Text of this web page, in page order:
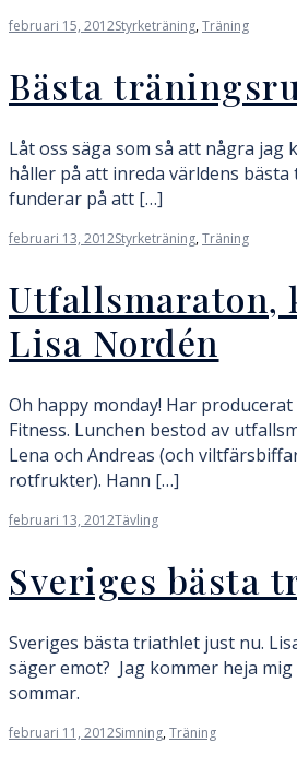
februari 15, 2012Styrketräning,Träning
Bästa
Låt oss säga som så att några jag
håller på att inreda världens bästa
funderar på att […]
februari 13, 2012Styrketräning,Träning
Utfallsmaraton,
Lisa Nordén
Oh happy monday! Har
Fitness. Lunchen bestod av
Lena och Andreas (och
rotfrukter). Hann […]
februari 13, 2012Tävling
Sveriges bästa
Sveriges bästa triathlet just nu.
säger emot? Jag kommer heja mig
sommar.
februari 11, 2012Simning,Träning